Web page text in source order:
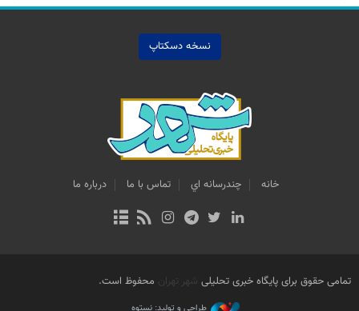
نسخه دسکتاپ
خانه چندرسانه اي تماس با ما درباره ما
تمامی حقوق برای پایگاه خبری تحلیلی شهر تهران محفوظ است.